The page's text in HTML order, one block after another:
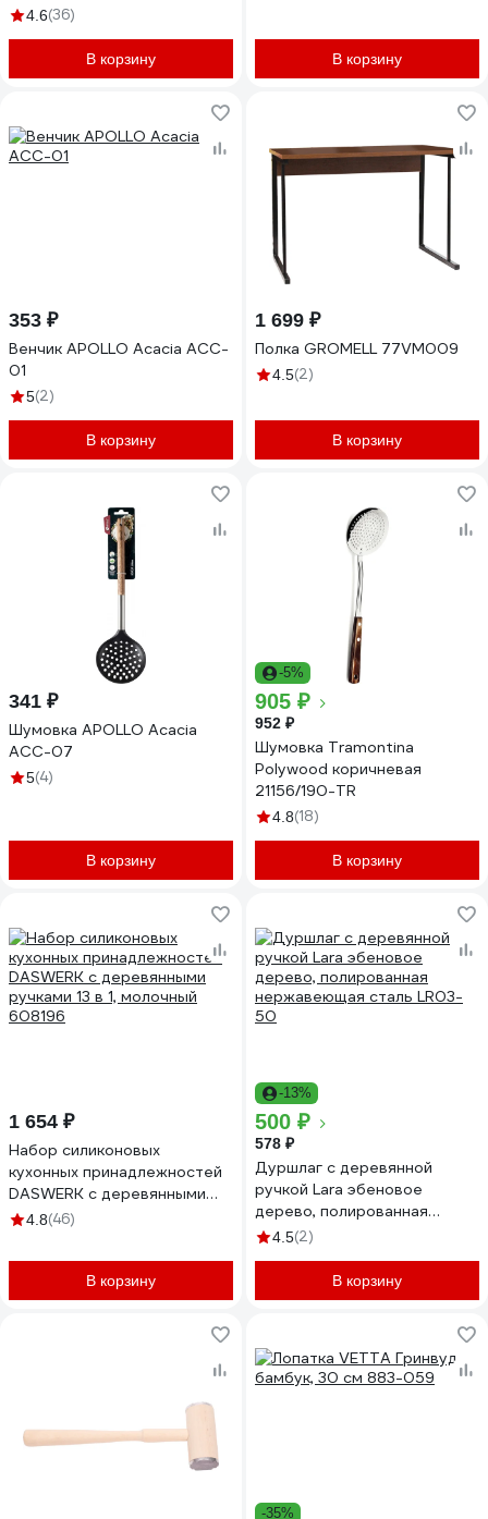
4.6(36)
В корзину В корзину
353 ₽
Венчик APOLLO Acacia ACC-
01
5(2)
В корзину
1 699 ₽
Полка GROMELL 77VM009
4.5(2)
В корзину
341 ₽
Шумовка APOLLO Acacia
ACC-07
5(4)
В корзину
-5%
905 ₽
952 ₽
Шумовка Tramontina
Polywood коричневая
21156/190-TR
4.8(18)
В корзину
1 654 ₽
Набор силиконовых
кухонных принадлежностей
DASWERK с деревянными
ручками 13 в 1, молочный
4.8(46)
В корзину
-13%
500 ₽
578 ₽
Дуршлаг с деревянной
ручкой Lara эбеновое
дерево, полированная
нержавеющая сталь LR03-
4.5(2)
В корзину
-35%